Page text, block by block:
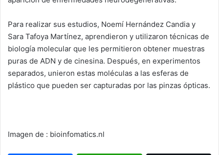
Para realizar sus estudios, Noemí Hernández Candia y
Sara Tafoya Martínez, aprendieron y utilizaron técnicas de
biología molecular que les permitieron obtener muestras
puras de ADN y de cinesina. Después, en experimentos
separados, unieron estas moléculas a las esferas de
plástico que pueden ser capturadas por las pinzas ópticas.
Imagen de : bioinfomatics.nl